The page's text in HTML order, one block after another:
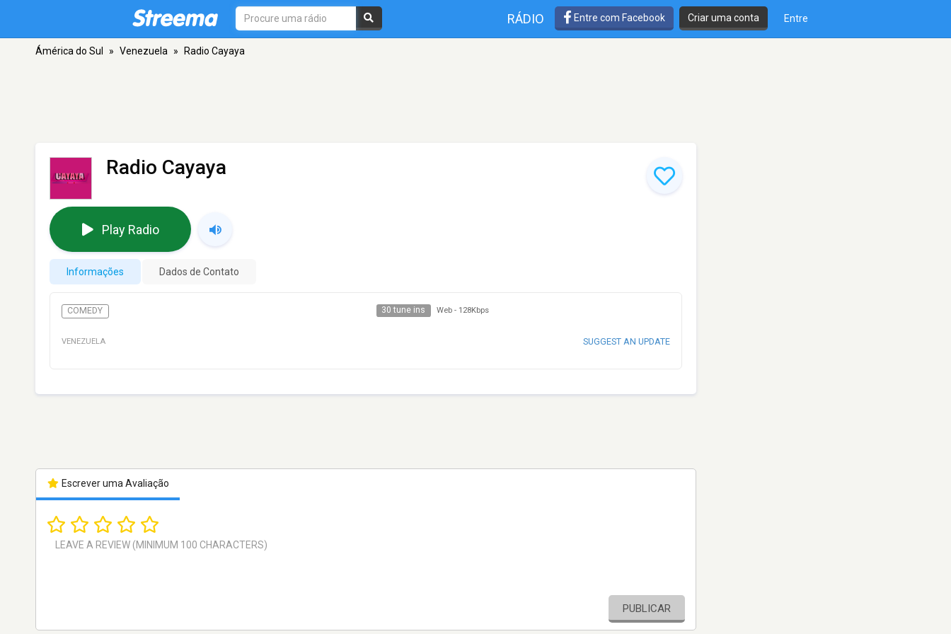
RÁDIO Entre com Facebook Criar uma conta Entre
Ámérica do Sul » Venezuela » Radio Cayaya
Radio Cayaya
Play Radio
Informações Dados de Contato
COMEDY 30 tune ins Web - 128Kbps
VENEZUELA SUGGEST AN UPDATE
Escrever uma Avaliação
PUBLICAR